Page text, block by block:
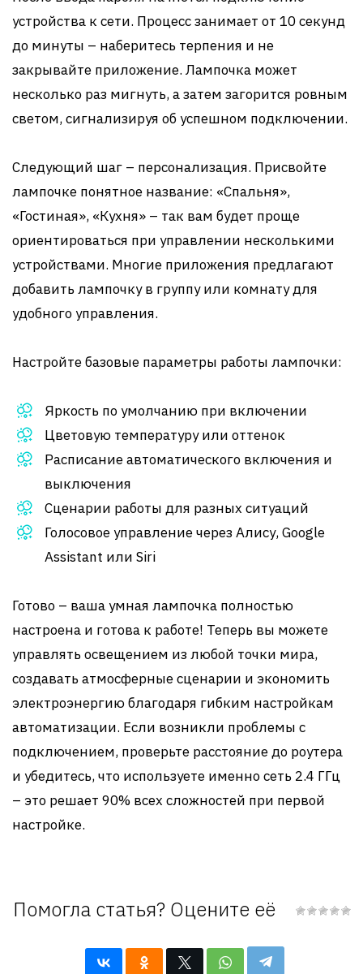
устройства к сети. Процесс занимает от 10 секунд
до минуты – наберитесь терпения и не
закрывайте приложение. Лампочка может
несколько раз мигнуть, а затем загорится ровным
светом, сигнализируя об успешном подключении.
Следующий шаг – персонализация. Присвойте
лампочке понятное название: «Спальня»,
«Гостиная», «Кухня» – так вам будет проще
ориентироваться при управлении несколькими
устройствами. Многие приложения предлагают
добавить лампочку в группу или комнату для
удобного управления.
Настройте базовые параметры работы лампочки:
Яркость по умолчанию при включении
Цветовую температуру или оттенок
Расписание автоматического включения и
выключения
Сценарии работы для разных ситуаций
Голосовое управление через Алису, Google
Assistant или Siri
Готово – ваша умная лампочка полностью
настроена и готова к работе! Теперь вы можете
управлять освещением из любой точки мира,
создавать атмосферные сценарии и экономить
электроэнергию благодаря гибким настройкам
автоматизации. Если возникли проблемы с
подключением, проверьте расстояние до роутера
и убедитесь, что используете именно сеть 2.4 ГГц
– это решает 90% всех сложностей при первой
настройке.
Помогла статья? Оцените её